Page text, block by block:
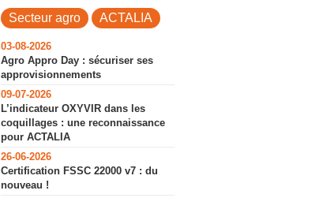
Secteur agro ACTALIA
03-08-2026
Agro Appro Day : sécuriser ses
approvisionnements
09-07-2026
L’indicateur OXYVIR dans les
coquillages : une reconnaissance
pour ACTALIA
26-06-2026
Certification FSSC 22000 v7 : du
nouveau !